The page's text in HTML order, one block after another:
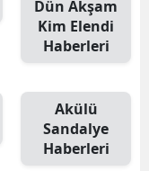
Dün Akşam
Kim Elendi
Haberleri
Akülü
Sandalye
Haberleri